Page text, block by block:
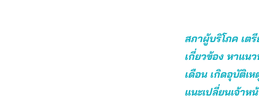
สภาผู้บริโภค เต
เกี่ยวข้อง หาแน
เดือน เกิดอุบัติเ
แนะเปลี่ยนเจ้า